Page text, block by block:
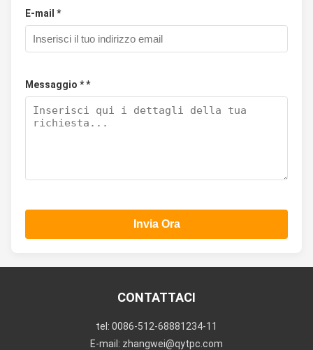
E-mail *
Messaggio * *
Invia Ora
CONTATTACI
tel: 0086-512-68881234-11
E-mail: zhangwei@qytpc.com